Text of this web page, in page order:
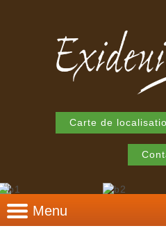
Carte de
Menu